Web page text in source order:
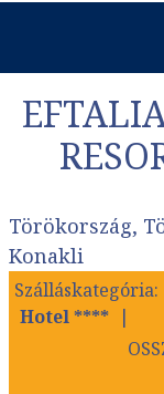
Törökország,
Konakli
Szálláskategória:
Hotel ****